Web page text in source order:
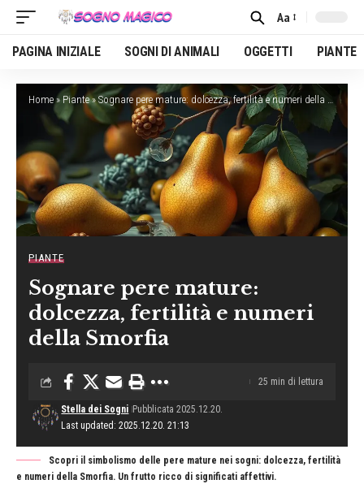
Font
Resizer
Aa
PAGINA INIZIALE SOGNI DI ANIMALI OGGETTI PIANTE
Home» Piante»Sognare pere mature: dolcezza, fertilità e numeri della Smorfia
PIANTE
Sognare pere mature:
dolcezza, fertilità e numeri
della Smorfia
Last updated: 2025.12.20. 21:13
Stella dei Sogni Pubblicata 2025.12.20.
25 min di lettura
Scopri il simbolismo delle pere mature nei sogni: dolcezza, fertilità
e numeri della Smorfia. Un frutto ricco di significati affettivi.